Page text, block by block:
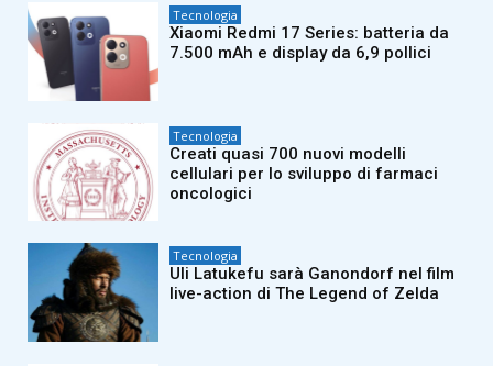
Tecnologia
Xiaomi Redmi 17 Series: batteria da
7.500 mAh e display da 6,9 pollici
Tecnologia
Creati quasi 700 nuovi modelli
cellulari per lo sviluppo di farmaci
oncologici
Tecnologia
Uli Latukefu sarà Ganondorf nel film
live-action di The Legend of Zelda